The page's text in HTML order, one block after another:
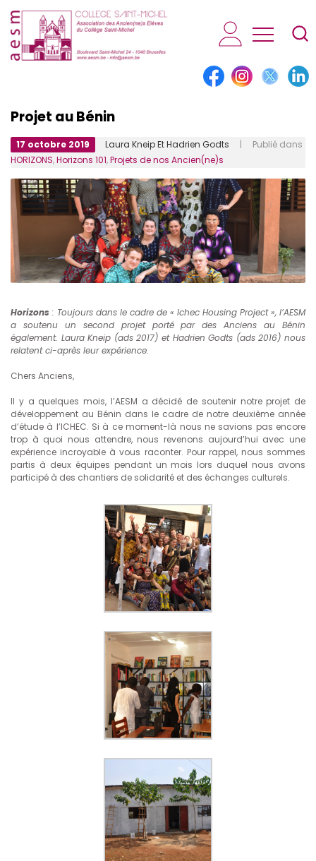
AESM...
Projet au Bénin
17 octobre 2019 Laura Kneip Et Hadrien Godts | Publié dans
HORIZONS,Horizons 101,Projets de nos Ancien(ne)s
Horizons : Toujours dans le cadre de « Ichec Housing Project », l’AESM
a soutenu un second projet porté par des Anciens au Bénin
également. Laura Kneip (ads 2017) et Hadrien Godts (ads 2016) nous
relatent ci-après leur expérience.
Chers Anciens,
Il y a quelques mois, l’AESM a décidé de soutenir notre projet de
développement au Bénin dans le cadre de notre deuxième année
d’étude à l’ICHEC. Si à ce moment-là nous ne savions pas encore
trop à quoi nous attendre, nous revenons aujourd’hui avec une
expérience incroyable à vous raconter. Pour rappel, nous sommes
partis à deux équipes pendant un mois lors duquel nous avons
participé à des chantiers de solidarité et des échanges culturels.